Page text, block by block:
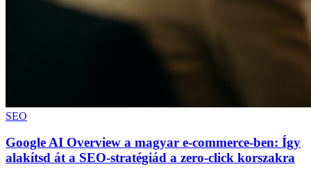
SEO
Google AI Overview a magyar e-commerce-ben: Így
alakítsd át a SEO-stratégiád a zero-click korszakra